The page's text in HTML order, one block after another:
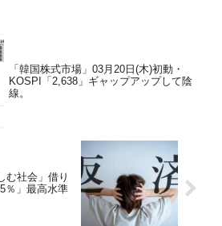
「韓国株式市場」03月20日(木)初動・
KOSPI「2,638」ギャップアップして陰
線。
む社会」借り
％」最高水準